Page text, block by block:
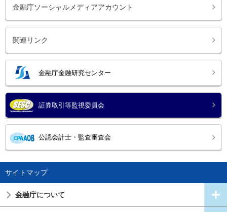
金融庁ソーシャルメディアアカウント
関連リンク
金融庁金融研究センター
証券取引等監視委員会
公認会計士・監査審査会
サイトマップ
金融庁について